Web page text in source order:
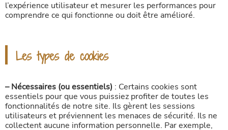
l’expérience utilisateur et mesurer les performances pour
comprendre ce qui fonctionne ou doit être amélioré.
Les types de cookies
– Nécessaires (ou essentiels) : Certains cookies sont
essentiels pour que vous puissiez profiter de toutes les
fonctionnalités de notre site. Ils gèrent les sessions
utilisateurs et préviennent les menaces de sécurité. Ils ne
collectent aucune information personnelle. Par exemple,